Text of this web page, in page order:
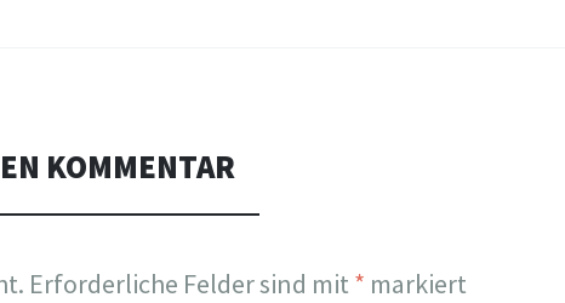
KOMMENTAR
Erforderliche Felder sind mit * markiert